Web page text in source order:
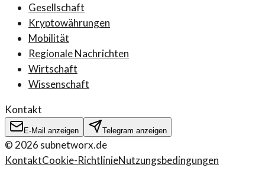
Gesellschaft
Kryptowährungen
Mobilität
Regionale Nachrichten
Wirtschaft
Wissenschaft
Kontakt
E-Mail anzeigen Telegram anzeigen
© 2026 subnetworx.de
KontaktCookie-RichtlinieNutzungsbedingungen